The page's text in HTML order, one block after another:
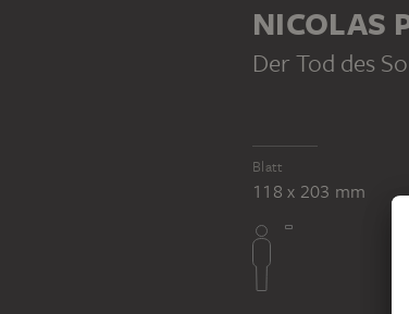
NICOLAS
Der Tod des
Blatt
118 x 203 mm